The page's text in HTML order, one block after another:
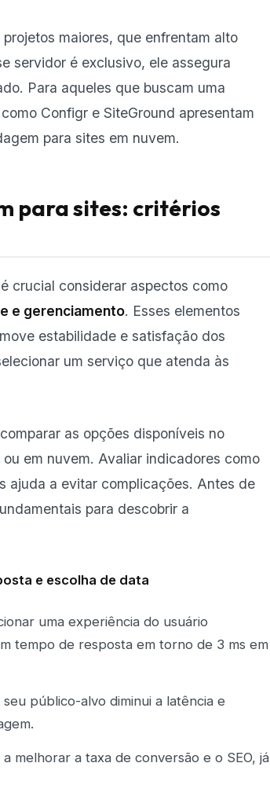
maiores, que enfrentam alto
servidor é exclusivo, ele assegura
Para aqueles que buscam uma
Configr e SiteGround apresentam
para sites em nuvem.
para sites: critérios
crucial considerar aspectos como
e gerenciamento. Esses elementos
estabilidade e satisfação dos
um serviço que atenda às
as opções disponíveis no
em nuvem. Avaliar indicadores como
ajuda a evitar complicações. Antes de
para descobrir a
e escolha de data
uma experiência do usuário
tempo de resposta em torno de 3 ms em
público-alvo diminui a latência e
melhorar a taxa de conversão e o SEO, já